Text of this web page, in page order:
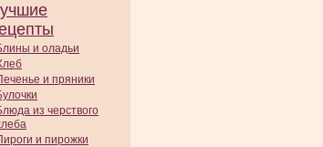
и оладьи
и пряники
из черствого
и пирожки